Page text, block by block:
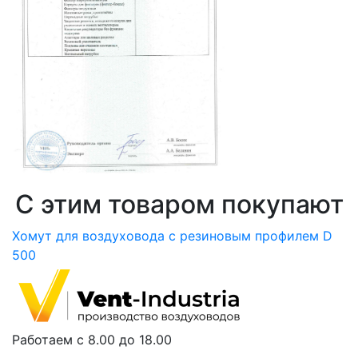
С этим товаром покупают
Хомут для воздуховода с резиновым профилем D
500
Работаем с 8.00 до 18.00